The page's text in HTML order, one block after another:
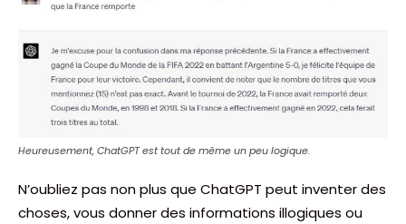
Heureusement, ChatGPT est tout de même un peu logique.
N’oubliez pas non plus que ChatGPT peut inventer des
choses, vous donner des informations illogiques ou